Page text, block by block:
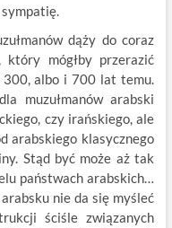
dąży do coraz
który mógłby przerazić
300, albo i 700 lat temu.
muzułmanów arabski
czy irańskiego, ale
arabskiego klasycznego
Stąd być może aż tak
państwach arabskich…
nie da się myśleć
ściśle związanych